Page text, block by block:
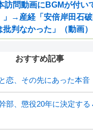
訪問動画にBGMが付い
」→産経「安倍岸田石破
批判なかった」（動画）
おすすめ記事
恋、その先にあった本音
部、懲役20年に決定す